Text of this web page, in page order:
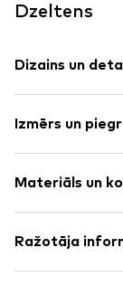
Dzeltens
Dizains un
Apaļš
Adījumi
Aproču/
Mīksta saķere
Izmērs un
Garums:
Piegriezums:
Materiāls un
Materiāls: 52%
Ražotāja